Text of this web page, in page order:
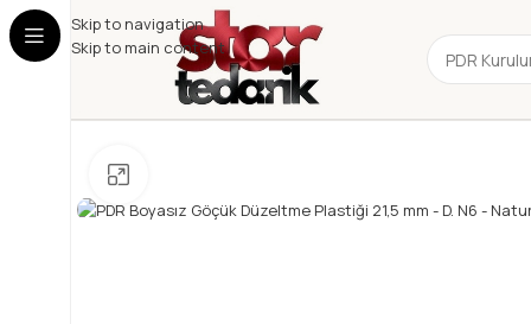
Skip to navigation
Skip to main content